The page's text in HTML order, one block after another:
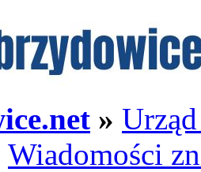
»
Wiadomości